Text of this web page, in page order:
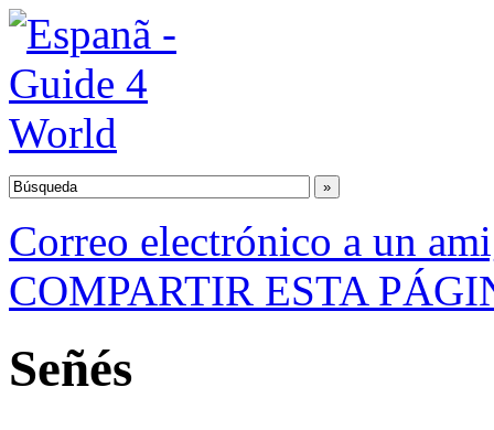
Correo electrónico a un
COMPARTIR ESTA
Señés